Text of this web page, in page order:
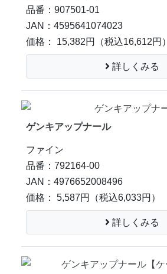
品番：907501-01
JAN：4595641074023
価格： 15,382円
（税込16,612円）
詳しくみる
ゲンキアップナール
ファイン
品番：792164-00
JAN：4976652008496
価格： 5,587円
（税込6,033円）
詳しくみる